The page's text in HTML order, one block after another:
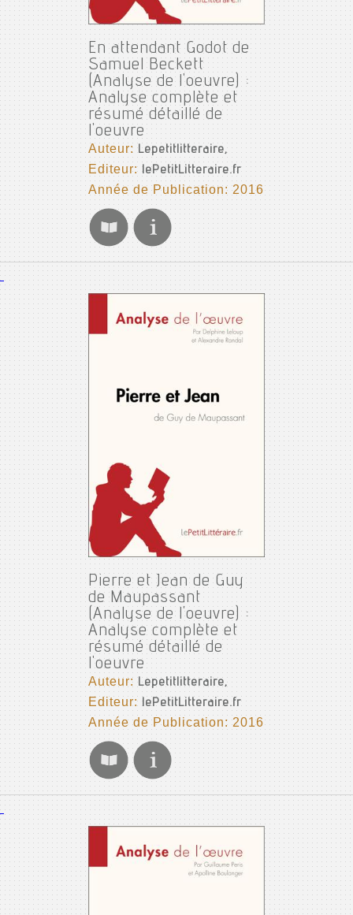
En attendant Godot de
Samuel Beckett
(Analyse de l'oeuvre) :
Analyse complète et
résumé détaillé de
l'oeuvre
Auteur:Lepetitlitteraire,
Editeur: lePetitLitteraire.fr
Année de Publication: 2016
Pierre et Jean de Guy
de Maupassant
(Analyse de l'oeuvre) :
Analyse complète et
résumé détaillé de
l'oeuvre
Auteur:Lepetitlitteraire,
Editeur: lePetitLitteraire.fr
Année de Publication: 2016